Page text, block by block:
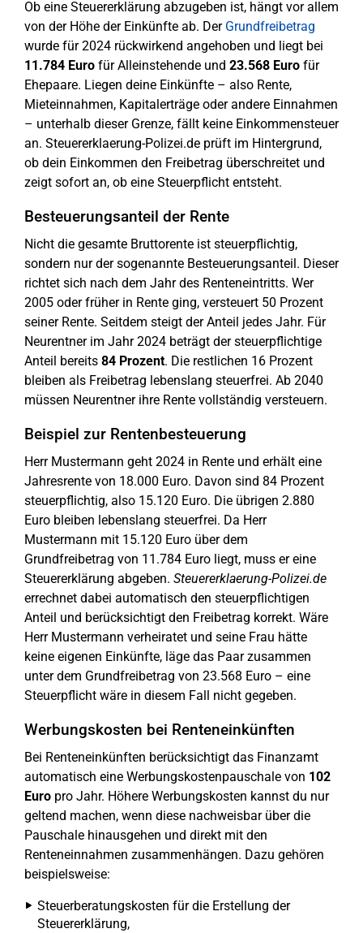
Ob eine Steuererklärung abzugeben ist, hängt vor allem
von der Höhe der Einkünfte ab. Der Grundfreibetrag
wurde für 2024 rückwirkend angehoben und liegt bei
11.784 Euro für Alleinstehende und 23.568 Euro für
Ehepaare. Liegen deine Einkünfte – also Rente,
Mieteinnahmen, Kapitalerträge oder andere Einnahmen
– unterhalb dieser Grenze, fällt keine Einkommensteuer
an. Steuererklaerung-Polizei.de prüft im Hintergrund,
ob dein Einkommen den Freibetrag überschreitet und
zeigt sofort an, ob eine Steuerpflicht entsteht.
Besteuerungsanteil der Rente
Nicht die gesamte Bruttorente ist steuerpflichtig,
sondern nur der sogenannte Besteuerungsanteil. Dieser
richtet sich nach dem Jahr des Renteneintritts. Wer
2005 oder früher in Rente ging, versteuert 50 Prozent
seiner Rente. Seitdem steigt der Anteil jedes Jahr. Für
Neurentner im Jahr 2024 beträgt der steuerpflichtige
Anteil bereits 84 Prozent. Die restlichen 16 Prozent
bleiben als Freibetrag lebenslang steuerfrei. Ab 2040
müssen Neurentner ihre Rente vollständig versteuern.
Beispiel zur Rentenbesteuerung
Herr Mustermann geht 2024 in Rente und erhält eine
Jahresrente von 18.000 Euro. Davon sind 84 Prozent
steuerpflichtig, also 15.120 Euro. Die übrigen 2.880
Euro bleiben lebenslang steuerfrei. Da Herr
Mustermann mit 15.120 Euro über dem
Grundfreibetrag von 11.784 Euro liegt, muss er eine
Steuererklärung abgeben. Steuererklaerung-Polizei.de
errechnet dabei automatisch den steuerpflichtigen
Anteil und berücksichtigt den Freibetrag korrekt. Wäre
Herr Mustermann verheiratet und seine Frau hätte
keine eigenen Einkünfte, läge das Paar zusammen
unter dem Grundfreibetrag von 23.568 Euro – eine
Steuerpflicht wäre in diesem Fall nicht gegeben.
Werbungskosten bei Renteneinkünften
Bei Renteneinkünften berücksichtigt das Finanzamt
automatisch eine Werbungskostenpauschale von 102
Euro pro Jahr. Höhere Werbungskosten kannst du nur
geltend machen, wenn diese nachweisbar über die
Pauschale hinausgehen und direkt mit den
Renteneinnahmen zusammenhängen. Dazu gehören
beispielsweise:
Steuerberatungskosten für die Erstellung der
Steuererklärung,